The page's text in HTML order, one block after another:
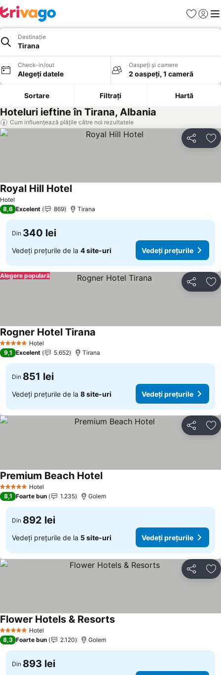
Favorite
Destinație
Tirana
Check-in/out
Alegeți datele
Oaspeți și camere
2 oaspeți, 1 cameră
Sortare Filtrați Hartă
Hoteluri ieftine în Tirana, Albania
Cum influențează plățile către noi rezultatele
Distribuiți
Hotel
Royal Hill Hotel
8,6 Excelent 869 Tirana
Din 340 lei
Vedeți prețurile de la 4 site-uri Vedeți prețurile
Distribuiți
Alegere populară
5 Stele Hotel
Rogner Hotel Tirana
9,1 Excelent 5.652 Tirana
Din 851 lei
Vedeți prețurile de la 8 site-uri Vedeți prețurile
Distribuiți
5 Stele Hotel
Premium Beach Hotel
8,1 Foarte bun 1.235 Golem
Din 892 lei
Vedeți prețurile de la 5 site-uri Vedeți prețurile
Distribuiți
5 Stele Hotel
Flower Hotels & Resorts
8,3 Foarte bun 2.120 Golem
Din 893 lei